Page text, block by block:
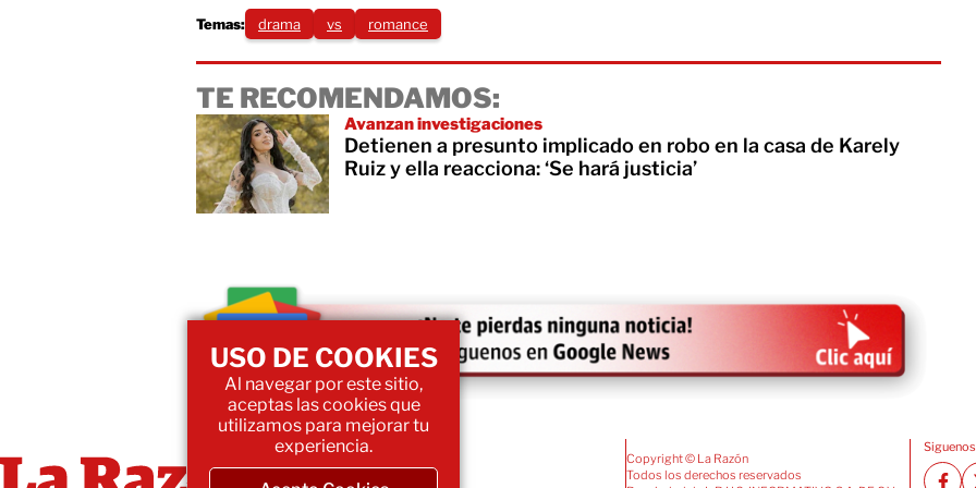
Temas: drama vs romance
TE RECOMENDAMOS:
Avanzan investigaciones
Detienen a presunto implicado en robo en la casa de Karely
Ruiz y ella reacciona: ‘Se hará justicia’
Copyright © La Razón
Todos los derechos reservados
USO DE COOKIES
Al navegar por este sitio,
aceptas las cookies que
utilizamos para mejorar tu
experiencia.